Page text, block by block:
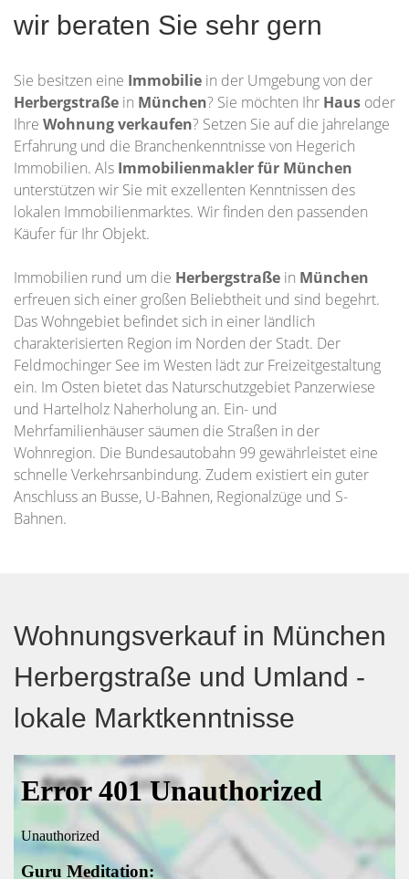
wir beraten Sie sehr gern
Sie besitzen eine Immobilie in der Umgebung von der
Herbergstraße in München? Sie möchten Ihr Haus oder
Ihre Wohnungverkaufen? Setzen Sie auf die jahrelange
Erfahrung und die Branchenkenntnisse von Hegerich
Immobilien. Als Immobilienmakler für München
unterstützen wir Sie mit exzellenten Kenntnissen des
lokalen Immobilienmarktes. Wir finden den passenden
Käufer für Ihr Objekt.
Immobilien rund um die Herbergstraße in München
erfreuen sich einer großen Beliebtheit und sind begehrt.
Das Wohngebiet befindet sich in einer ländlich
charakterisierten Region im Norden der Stadt. Der
Feldmochinger See im Westen lädt zur Freizeitgestaltung
ein. Im Osten bietet das Naturschutzgebiet Panzerwiese
und Hartelholz Naherholung an. Ein- und
Mehrfamilienhäuser säumen die Straßen in der
Wohnregion. Die Bundesautobahn 99 gewährleistet eine
schnelle Verkehrsanbindung. Zudem existiert ein guter
Anschluss an Busse, U-Bahnen, Regionalzüge und S-
Bahnen.
Wohnungsverkauf in München
Herbergstraße und Umland -
lokale Marktkenntnisse